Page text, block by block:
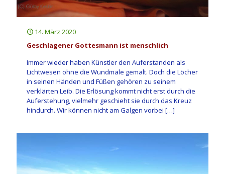
14. März 2020
Geschlagener Gottesmann ist menschlich
Immer wieder haben Künstler den Auferstanden als
Lichtwesen ohne die Wundmale gemalt. Doch die Löcher
in seinen Händen und Füßen gehören zu seinem
verklärten Leib. Die Erlösung kommt nicht erst durch die
Auferstehung, vielmehr geschieht sie durch das Kreuz
hindurch. Wir können nicht am Galgen vorbei […]